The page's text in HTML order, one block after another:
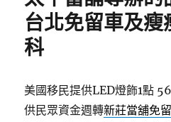
台北免留車及
科
美國移民提供LED燈飾1點
供民眾資金週轉新莊當舖免